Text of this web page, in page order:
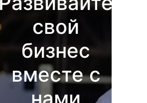
свой
бизнес
вместе с
нами